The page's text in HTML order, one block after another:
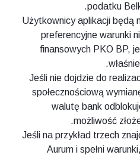
podatku
Użytkownicy aplikacji będą
preferencyjne warunki
finansowych PKO BP,
Jeśli nie dojdzie do
społecznościową
walutę bank
możliwość
Jeśli na przykład trzech
Aurum i spełni